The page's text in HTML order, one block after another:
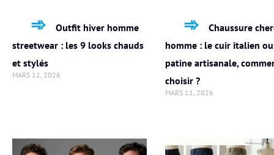
Outfit hiver homme
streetwear : les 9 looks chauds
et stylés
MARS 12, 2026
Chaussure
homme : le cuir italien
patine artisanale,
choisir ?
MARS 11, 2026